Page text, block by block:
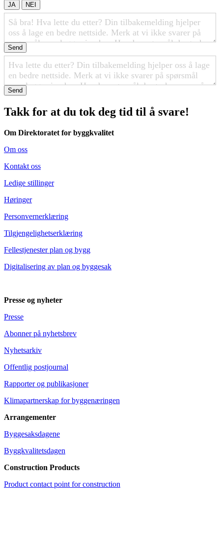
JA NEI
Send
Send
Takk for at du tok deg tid til å svare!
Om Direktoratet for byggkvalitet
Om oss
Kontakt oss
Ledige stillinger
Høringer
Personvernerklæring
Tilgjengelighetserklæring
Fellestjenester plan og bygg
Digitalisering av plan og byggesak
Presse og nyheter
Presse
Abonner på nyhetsbrev
Nyhetsarkiv
Offentlig postjournal
Rapporter og publikasjoner
Klimapartnerskap for byggenæringen
Arrangementer
Byggesaksdagene
Byggkvalitetsdagen
Construction Products
Product contact point for construction